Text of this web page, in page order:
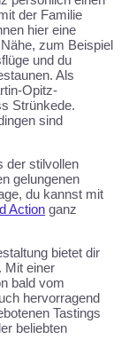
der Familie
hier eine
zum Beispiel
und du
Als
Opitz-
Strünkede.
sind
der stilvollen
gelungenen
du kannst mit
Action ganz
bietet dir
. Mit einer
bald vom
hervorragend
Tastings
beliebten